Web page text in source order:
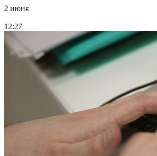
2 июня
12:27